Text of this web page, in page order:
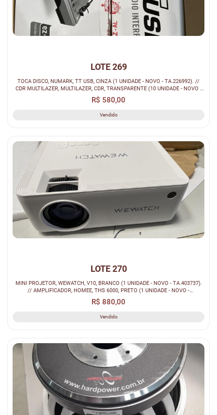
LOTE 269
TOCA DISCO, NUMARK, TT USB, CINZA (1 UNIDADE - NOVO - TA.226992). //
CDR MULTILAZER, MULTILAZER, CDR, TRANSPARENTE (10 UNIDADE - NOVO -
R$ 580,00
Vendido
LOTE 270
MINI PROJETOR, WEWATCH, V10, BRANCO (1 UNIDADE - NOVO - TA.403737).
// AMPLIFICADOR, HOMEE, THS 6000, PRETO (1 UNIDADE - NOVO -
TA.404419). ...
R$ 880,00
Vendido